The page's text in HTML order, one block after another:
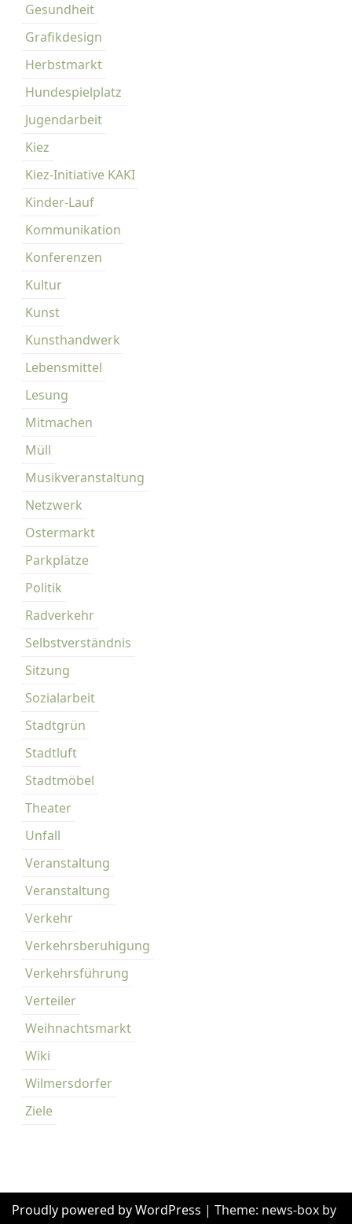
Gesundheit
Grafikdesign
Herbstmarkt
Hundespielplatz
Jugendarbeit
Kiez
Kiez-Initiative KAKI
Kinder-Lauf
Kommunikation
Konferenzen
Kultur
Kunst
Kunsthandwerk
Lebensmittel
Lesung
Mitmachen
Müll
Musikveranstaltung
Netzwerk
Ostermarkt
Parkplätze
Politik
Radverkehr
Selbstverständnis
Sitzung
Sozialarbeit
Stadtgrün
Stadtluft
Stadtmöbel
Theater
Unfall
Veranstaltung
Veranstaltung
Verkehr
Verkehrsberuhigung
Verkehrsführung
Verteiler
Weihnachtsmarkt
Wiki
Wilmersdorfer
Ziele
Proudly powered by WordPress | Theme: news-box by